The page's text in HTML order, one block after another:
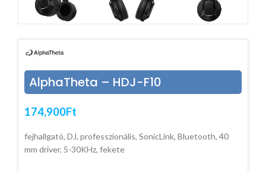
AlphaTheta – HDJ-F10
174,900Ft
fejhallgató, DJ, professzionális, SonicLink, Bluetooth, 40
mm driver, 5-30KHz, fekete